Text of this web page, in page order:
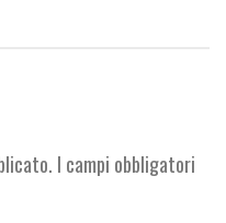
I campi obbligatori